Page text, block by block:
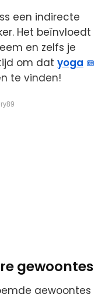
een indirecte
Het beïnvloedt
en zelfs je
om dat yoga
te vinden!
gewoontes
gewoontes